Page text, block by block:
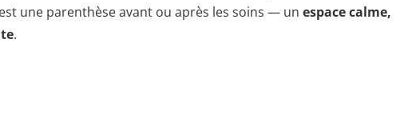
une parenthèse avant ou après les soins — unespace calme,
.